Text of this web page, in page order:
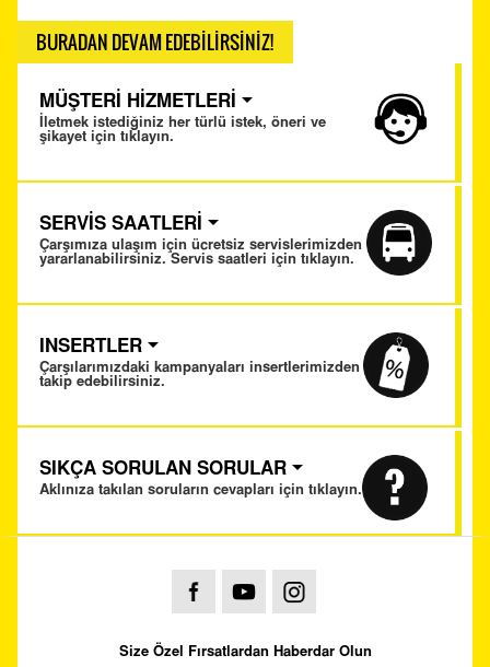
BURADAN DEVAM EDEBİLİRSİNİZ!
MÜŞTERİ HİZMETLERİ
İletmek istediğiniz her türlü istek, öneri ve
şikayet için tıklayın.
SERVİS SAATLERİ
Çarşımıza ulaşım için ücretsiz servislerimizden
yararlanabilirsiniz. Servis saatleri için tıklayın.
INSERTLER
Çarşılarımızdaki kampanyaları insertlerimizden
takip edebilirsiniz.
SIKÇA SORULAN SORULAR
Aklınıza takılan soruların cevapları için tıklayın.
Size Özel Fırsatlardan Haberdar Olun